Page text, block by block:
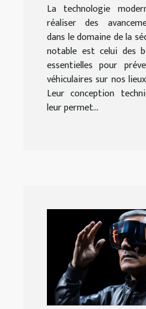
La technologie
réaliser des
dans le domaine de la
notable est celui des
essentielles pour
véhiculaires sur nos
Leur conception
leur permet...